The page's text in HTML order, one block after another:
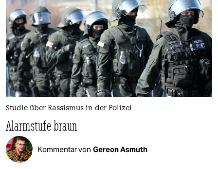
Studie über Rassismus in der Polizei
Alarmstufe braun
Kommentar von Gereon Asmuth